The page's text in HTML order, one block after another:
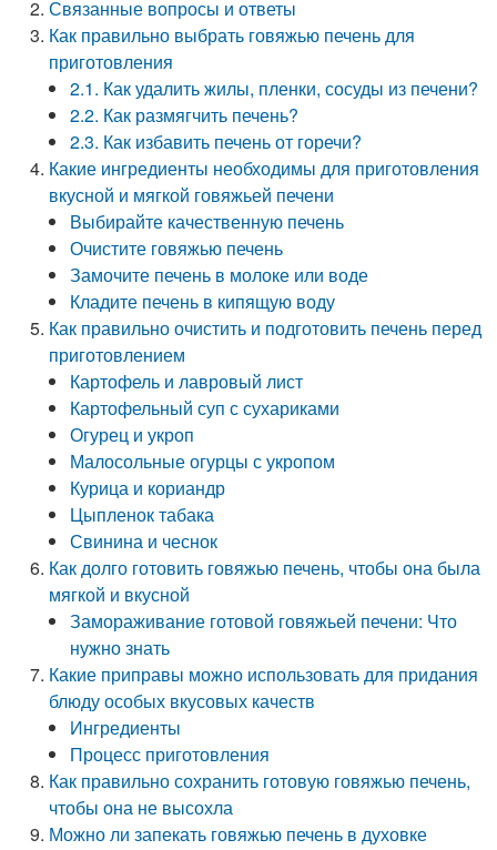
Связанные вопросы и ответы
Как правильно выбрать говяжью печень для
приготовления
2.1. Как удалить жилы, пленки, сосуды из печени?
2.2. Как размягчить печень?
2.3. Как избавить печень от горечи?
Какие ингредиенты необходимы для приготовления
вкусной и мягкой говяжьей печени
Выбирайте качественную печень
Очистите говяжью печень
Замочите печень в молоке или воде
Кладите печень в кипящую воду
Как правильно очистить и подготовить печень перед
приготовлением
Картофель и лавровый лист
Картофельный суп с сухариками
Огурец и укроп
Малосольные огурцы с укропом
Курица и кориандр
Цыпленок табака
Свинина и чеснок
Как долго готовить говяжью печень, чтобы она была
мягкой и вкусной
Замораживание готовой говяжьей печени: Что
нужно знать
Какие приправы можно использовать для придания
блюду особых вкусовых качеств
Ингредиенты
Процесс приготовления
Как правильно сохранить готовую говяжью печень,
чтобы она не высохла
Можно ли запекать говяжью печень в духовке